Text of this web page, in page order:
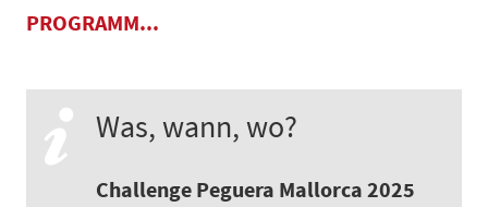
PROGRAMM...
Was, wann, wo?
Challenge Peguera Mallorca 2025